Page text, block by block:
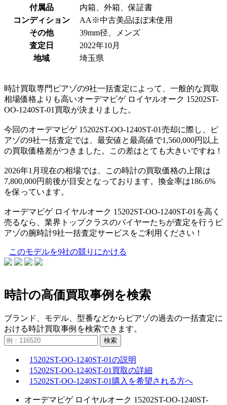
付属品
内箱、外箱、保証書
コンディション
AA※中古美品ほぼ未使用
その他
39mm径、メンズ
査定日
2022年10月
地域
埼玉県
時計買取専門ピアゾの9社一括査定によって、一般的な買取
相場価格よりも高いオーデマピゲ ロイヤルオーク 15202ST-
OO-1240ST-01買取が決まりました。
今回のオーデマピゲ 15202ST-OO-1240ST-01売却に際し、ピ
アゾの9社一括査定では、最安値と最高値で1,560,000円以上
の買取価格差がつきました。この差はとても大きいですね！
2026年1月現在の相場では、この時計の買取価格の上限は
7,800,000円前後が目安となっております。換金率は186.6%
を保っています。
オーデマピゲ ロイヤルオーク 15202ST-OO-1240ST-01を高く
売るなら、業界トップクラスのバイヤーたちが査定を行うピ
アゾの腕時計9社一括査定サービスをご利用ください！
このモデルを9社の競りにかける
時計の高価買取事例を検索
ブランド、モデル、型番などからピアゾの過去の一括査定に
おける時計買取事例を検索できます。
検索
15202ST-OO-1240ST-01の説明
15202ST-OO-1240ST-01買取の詳細
15202ST-OO-1240ST-01購入を希望される方へ
オーデマピゲ ロイヤルオーク 15202ST-OO-1240ST-